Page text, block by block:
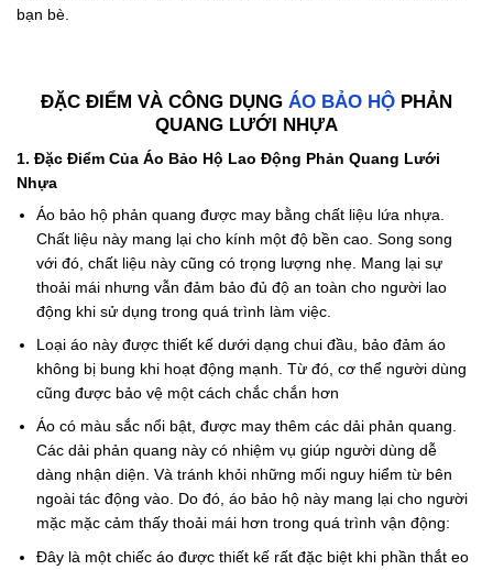
bạn bè.
ĐẶC ĐIỂM VÀ CÔNG DỤNG ÁO BẢO HỘ PHẢN
QUANG LƯỚI NHỰA
1. Đặc Điểm Của Áo Bảo Hộ Lao Động Phản Quang Lưới
Nhựa
Áo bảo hộ phản quang được may bằng chất liệu lứa nhựa.
Chất liệu này mang lại cho kính một độ bền cao. Song song
với đó, chất liệu này cũng có trọng lượng nhẹ. Mang lại sự
thoải mái nhưng vẫn đảm bảo đủ độ an toàn cho người lao
động khi sử dụng trong quá trình làm việc.
Loại áo này được thiết kế dưới dạng chui đầu, bảo đảm áo
không bị bung khi hoạt động mạnh. Từ đó, cơ thể người dùng
cũng được bảo vệ một cách chắc chắn hơn
Áo có màu sắc nổi bật, được may thêm các dải phản quang.
Các dải phản quang này có nhiệm vụ giúp người dùng dễ
dàng nhận diện. Và tránh khỏi những mối nguy hiểm từ bên
ngoài tác động vào. Do đó, áo bảo hộ này mang lại cho người
mặc mặc cảm thấy thoải mái hơn trong quá trình vận động:
Đây là một chiếc áo được thiết kế rất đặc biệt khi phần thắt eo